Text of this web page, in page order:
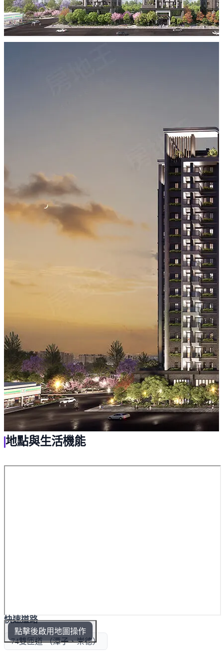
地點與生活機能
點擊後啟用地圖操作
快速道路
74雙匝道 （潭子、崇德）